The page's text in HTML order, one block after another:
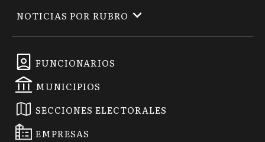
FUNCIONARIOS
MUNICIPIOS
SECCIONES ELECTORALES
EMPRESAS
NOTICIAS POR RUBRO